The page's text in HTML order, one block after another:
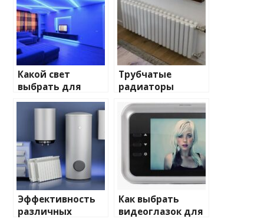
Какой свет
выбрать для
домашнего
освещения
Трубчатые
радиаторы
отопления: виды
и характеристики
Эффективность
различных
Как выбрать
видеоглазок для